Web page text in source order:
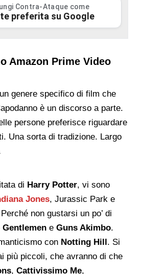
Contra-Ataque come
preferita su Google
Amazon Prime Video
genere specifico di film che
è un discorso a parte.
persone preferisce riguardare
Una sorta di tradizione. Largo
di Harry Potter, vi sono
Jones, Jurassic Park e
non gustarsi un po’ di
Gentlemene Guns Akimbo.
con Notting Hill. Si
più piccoli, che avranno di che
, Cattivissimo Me,